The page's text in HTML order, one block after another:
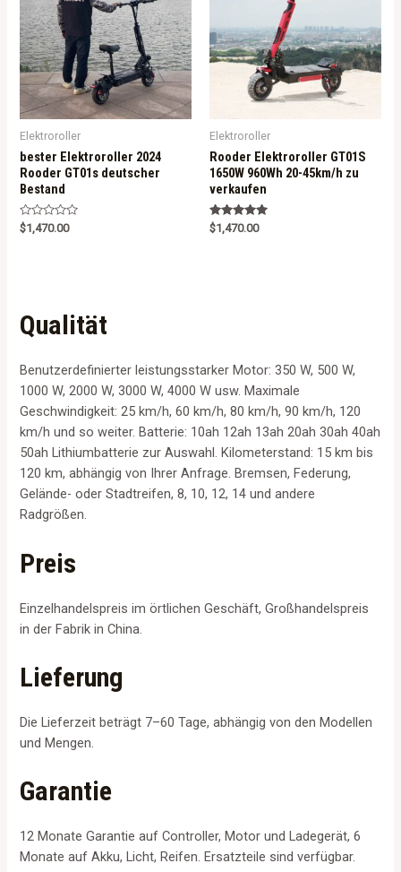
Elektroroller
bester Elektroroller 2024
Rooder GT01s deutscher
Bestand
R
a
o
f
$1,470.00
Elektroroller
Rooder Elektroroller GT01S
1650W 960Wh 20-45km/h zu
verkaufen
Rated
5.00
$1,470.00
Qualität
Benutzerdefinierter leistungsstarker Motor: 350 W, 500 W,
1000 W, 2000 W, 3000 W, 4000 W usw. Maximale
Geschwindigkeit: 25 km/h, 60 km/h, 80 km/h, 90 km/h, 120
km/h und so weiter. Batterie: 10ah 12ah 13ah 20ah 30ah 40ah
50ah Lithiumbatterie zur Auswahl. Kilometerstand: 15 km bis
120 km, abhängig von Ihrer Anfrage. Bremsen, Federung,
Gelände- oder Stadtreifen, 8, 10, 12, 14 und andere
Radgrößen.
Preis
Einzelhandelspreis im örtlichen Geschäft, Großhandelspreis
in der Fabrik in China.
Lieferung
Die Lieferzeit beträgt 7–60 Tage, abhängig von den Modellen
und Mengen.
Garantie
12 Monate Garantie auf Controller, Motor und Ladegerät, 6
Monate auf Akku, Licht, Reifen. Ersatzteile sind verfügbar.